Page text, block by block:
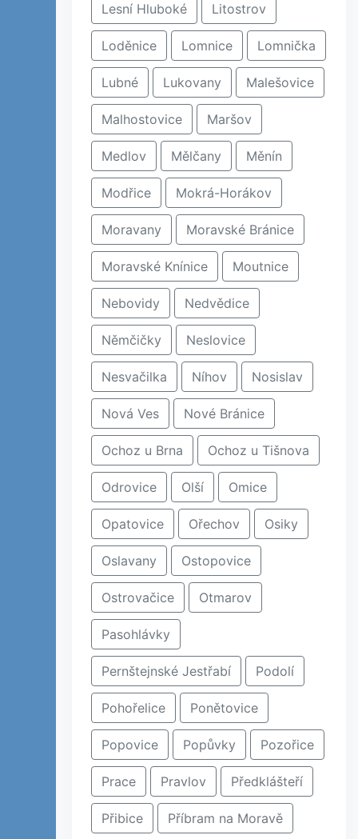
Lesní Hluboké Litostrov
Loděnice Lomnice Lomnička
Lubné Lukovany Malešovice
Malhostovice Maršov
Medlov Mělčany Měnín
Modřice Mokrá-Horákov
Moravany Moravské Bránice
Moravské Knínice Moutnice
Nebovidy Nedvědice
Němčičky Neslovice
Nesvačilka Níhov Nosislav
Nová Ves Nové Bránice
Ochoz u Brna Ochoz u Tišnova
Odrovice Olší Omice
Opatovice Ořechov Osiky
Oslavany Ostopovice
Ostrovačice Otmarov
Pasohlávky
Pernštejnské Jestřabí Podolí
Pohořelice Ponětovice
Popovice Popůvky Pozořice
Prace Pravlov Předklášteří
Přibice Příbram na Moravě